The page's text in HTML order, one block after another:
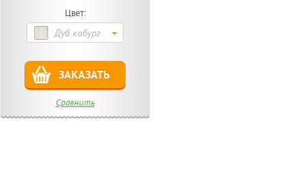
Цвет:
Дуб кобург
ЗАКАЗАТЬ
Сравнить